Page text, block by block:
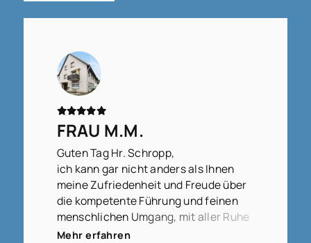
FRAU M.M.
Guten Tag Hr. Schropp,
ich kann gar nicht anders als Ihnen
meine Zufriedenheit und Freude über
die kompetente Führung und feinen
menschlichen Umgang, mit aller Ruhe
und Klarheit in der Vorgehensweise,
Mehr erfahren